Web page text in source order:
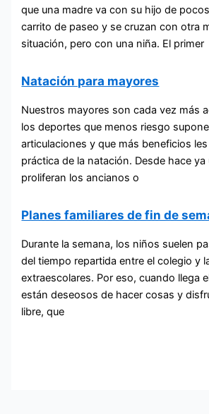
que una madre va con su hijo de
carrito de paseo y se cruzan con otra
situación, pero con una niña. El primer
Natación para mayores
Nuestros mayores son cada vez más
los deportes que menos riesgo
articulaciones y que más beneficios
práctica de la natación. Desde hace
proliferan los ancianos o
Planes familiares de fin de
Durante la semana, los niños suelen
del tiempo repartida entre el colegio y
extraescolares. Por eso, cuando llega
están deseosos de hacer cosas y
libre, que